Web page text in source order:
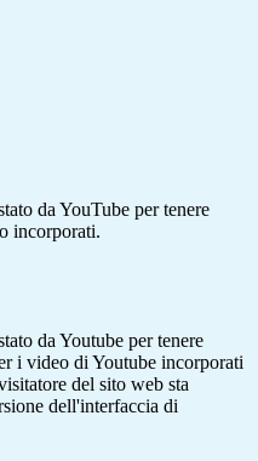
da YouTube per tenere
incorporati.
da Youtube per tenere
i video di Youtube incorporati
del sito web sta
dell'interfaccia di